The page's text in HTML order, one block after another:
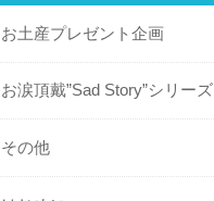
お土産プレゼント企画
お涙頂戴”Sad Story”シリーズ
その他